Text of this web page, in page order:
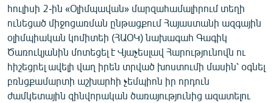
«Ազատության» բոլոր կայքերը
հուլիսի 2-ին «Օլիմպավան» մարզահամալիրում տեղի
ունեցած միջոցառման ընթացքում Հայաստանի ազգային
օլիմպիական կոմիտեի (ՀԱՕԿ) նախագահ Գագիկ
Ծառուկյանին մոտեցել է Վյաչեսլավ Հարությունովն ու
հիշեցրել ավելի վաղ իրեն տրված խոստումի մասին՝ օգնել
բռնցքամարտի աշխարհի չեմպիոն իր որդուն
ժամկետային զինվորական ծառայությունից ազատելու